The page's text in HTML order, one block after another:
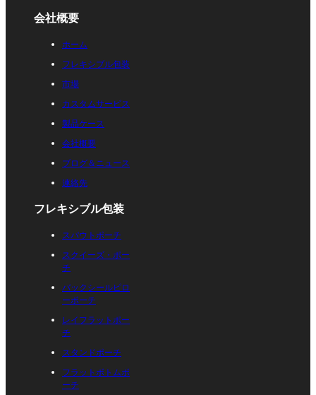
会社概要
ホーム
フレキシブル包装
市場
カスタムサービス
製品ケース
会社概要
ブログ＆ニュース
連絡先
フレキシブル包装
スパウトポーチ
スクイーズ・ポー
チ
バックシールピロ
ーポーチ
レイフラットポー
チ
スタンドポーチ
フラットボトムポ
ーチ